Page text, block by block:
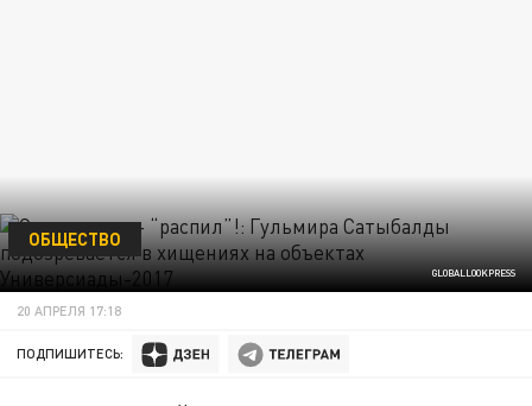
GLOBALLOOKPRESS
ОБЩЕСТВО
20 АПРЕЛЯ 17:18
ПОДПИШИТЕСЬ: